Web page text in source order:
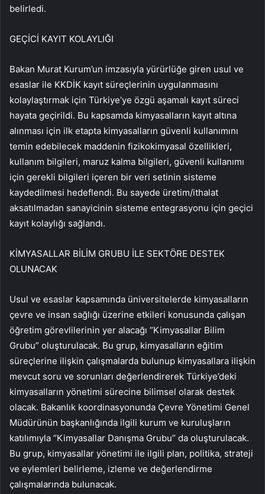
belirledi.
GEÇİCİ KAYIT KOLAYLIĞI
Bakan Murat Kurum’un imzasıyla yürürlüğe giren usul ve
esaslar ile KKDİK kayıt süreçlerinin uygulanmasını
kolaylaştırmak için Türkiye’ye özgü aşamalı kayıt süreci
hayata geçirildi. Bu kapsamda kimyasalların kayıt altına
alınması için ilk etapta kimyasalların güvenli kullanımını
temin edebilecek maddenin fizikokimyasal özellikleri,
kullanım bilgileri, maruz kalma bilgileri, güvenli kullanımı
için gerekli bilgileri içeren bir veri setinin sisteme
kaydedilmesi hedeflendi. Bu sayede üretim/ithalat
aksatılmadan sanayicinin sisteme entegrasyonu için geçici
kayıt kolaylığı sağlandı.
KİMYASALLAR BİLİM GRUBU İLE SEKTÖRE DESTEK
OLUNACAK
Usul ve esaslar kapsamında üniversitelerde kimyasalların
çevre ve insan sağlığı üzerine etkileri konusunda çalışan
öğretim görevlilerinin yer alacağı “Kimyasallar Bilim
Grubu” oluşturulacak. Bu grup, kimyasalların eğitim
süreçlerine ilişkin çalışmalarda bulunup kimyasallara ilişkin
mevcut soru ve sorunları değerlendirerek Türkiye’deki
kimyasalların yönetimi sürecine bilimsel olarak destek
olacak. Bakanlık koordinasyonunda Çevre Yönetimi Genel
Müdürünün başkanlığında ilgili kurum ve kuruluşların
katılımıyla “Kimyasallar Danışma Grubu” da oluşturulacak.
Bu grup, kimyasallar yönetimi ile ilgili plan, politika, strateji
ve eylemleri belirleme, izleme ve değerlendirme
çalışmalarında bulunacak.